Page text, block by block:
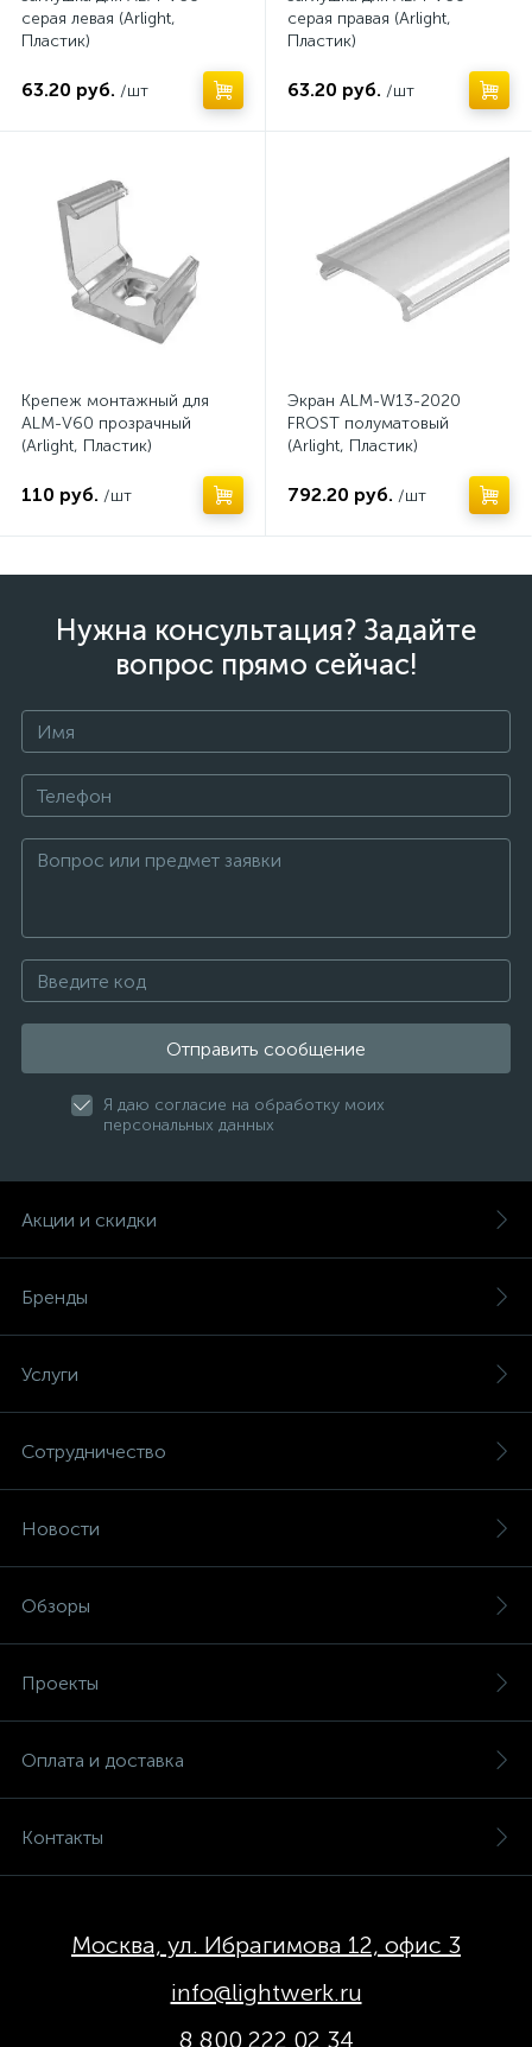
серая левая (Arlight,
Пластик)
63.20 руб. /шт
серая правая (Arlight,
Пластик)
63.20 руб. /шт
Крепеж монтажный для
ALM-V60 прозрачный
(Arlight, Пластик)
110 руб. /шт
Экран ALM-W13-2020
FROST полуматовый
(Arlight, Пластик)
792.20 руб. /шт
Нужна консультация? Задайте
вопрос прямо сейчас!
Отправить сообщение
Я даю согласие на обработку моих
персональных данных
Акции и скидки
Бренды
Услуги
Сотрудничество
Новости
Обзоры
Проекты
Оплата и доставка
Контакты
Москва, ул. Ибрагимова 12, офис 3
info@lightwerk.ru
8 800 222 02 34